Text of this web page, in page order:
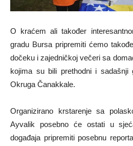
O kraćem ali također
gradu Bursa pripremiti ćemo
dočeku i zajedničkoj večeri sa
kojima su bili prethodni i sadašnji
Okruga Čanakkale.
Organizirano krstarenje sa
Ayvalik posebno će ostati u
događaja pripremiti posebnu